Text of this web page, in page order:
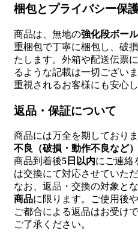
梱包とプライバシー保
商品は、無地の強化段ボール
重梱包で丁寧に梱包し、破
たします。外箱や配送伝票
るような記載は一切ござい
重視されるお客様にも安心
返品・保証について
商品には万全を期しており
不良（破損・動作不良など）
商品到着後5日以内にご連絡
は交換にて対応させていただ
なお、返品・交換の対象と
商品に限ります。ご使用後
ご都合による返品はお受け
ご了承ください。